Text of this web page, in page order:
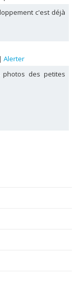
c'est déjà
| Alerter
photos des petites